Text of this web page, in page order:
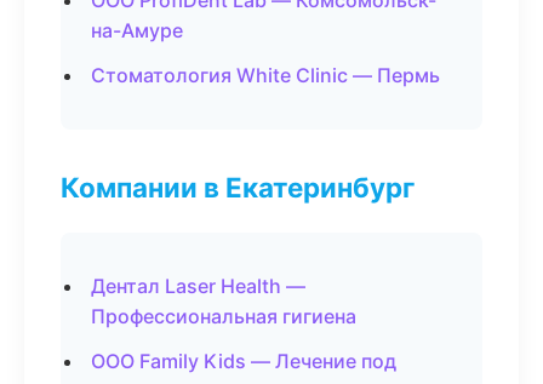
на-Амуре
Стоматология White Clinic — Пермь
Компании в Екатеринбург
Дентал Laser Health —
Профессиональная гигиена
ООО Family Kids — Лечение под